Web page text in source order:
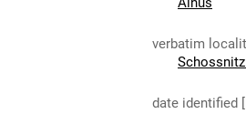
verbatim
date identified